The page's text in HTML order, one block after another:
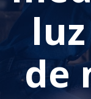
de